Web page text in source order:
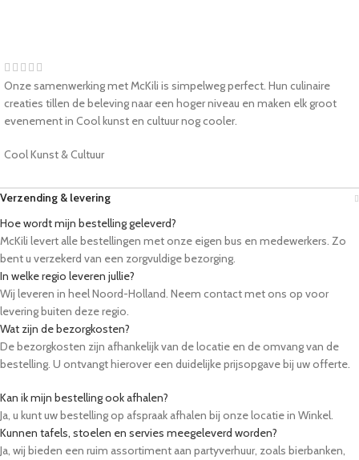
Onze samenwerking met McKili is simpelweg perfect. Hun culinaire
creaties tillen de beleving naar een hoger niveau en maken elk groot
evenement in Cool kunst en cultuur nog cooler.
Cool Kunst & Cultuur
Verzending & levering
Hoe wordt mijn bestelling geleverd?
McKili levert alle bestellingen met onze eigen bus en medewerkers. Zo
bent u verzekerd van een zorgvuldige bezorging.
In welke regio leveren jullie?
Wij leveren in heel Noord-Holland. Neem contact met ons op voor
levering buiten deze regio.
Wat zijn de bezorgkosten?
De bezorgkosten zijn afhankelijk van de locatie en de omvang van de
bestelling. U ontvangt hierover een duidelijke prijsopgave bij uw offerte.
Kan ik mijn bestelling ook afhalen?
Ja, u kunt uw bestelling op afspraak afhalen bij onze locatie in Winkel.
Kunnen tafels, stoelen en servies meegeleverd worden?
Ja, wij bieden een ruim assortiment aan partyverhuur, zoals bierbanken,